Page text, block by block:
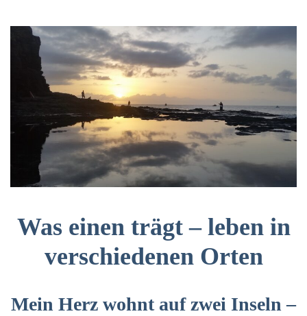
Was einen trägt – leben in
verschiedenen Orten
Mein Herz wohnt auf zwei Inseln –